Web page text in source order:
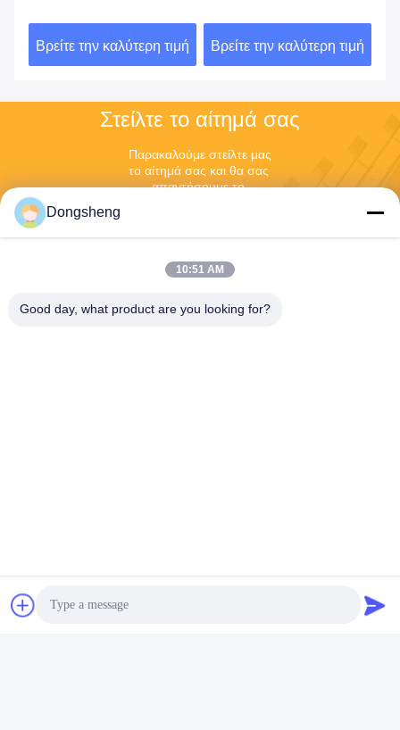
Βρείτε την καλύτερη τιμή Βρείτε την καλύτερη τιμή
Στείλτε το αίτημά σας
Παρακαλούμε στείλτε μας
το αίτημά σας και θα σας
απαντήσουμε το
Dongsheng
10:51 AM
Good day, what product are you looking for?